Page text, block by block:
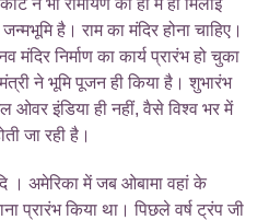
है। राम का मंदिर होना चाहिए।
निर्माण का कार्य प्रारंभ हो चुका
ने भूमि पूजन ही किया है। शुभारंभ
इंडिया ही नहीं, वैसे विश्व भर में
जा रही है।
। अमेरिका में जब ओबामा वहां के
प्रारंभ किया था। पिछले वर्ष ट्रंप जी